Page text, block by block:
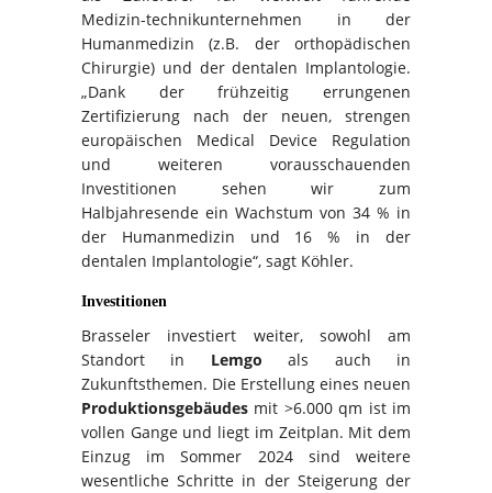
Medizin-technikunternehmen in der
Humanmedizin (z.B. der orthopädischen
Chirurgie) und der dentalen Implantologie.
„Dank der frühzeitig errungenen
Zertifizierung nach der neuen, strengen
europäischen Medical Device Regulation
und weiteren vorausschauenden
Investitionen sehen wir zum
Halbjahresende ein Wachstum von 34 % in
der Humanmedizin und 16 % in der
dentalen Implantologie“, sagt Köhler.
Investitionen
Brasseler investiert weiter, sowohl am
Standort in Lemgo als auch in
Zukunftsthemen. Die Erstellung eines neuen
Produktionsgebäudes mit >6.000 qm ist im
vollen Gange und liegt im Zeitplan. Mit dem
Einzug im Sommer 2024 sind weitere
wesentliche Schritte in der Steigerung der